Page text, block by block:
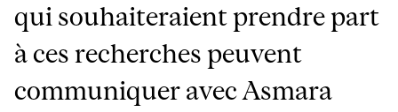
qui souhaiteraient prendre part
à ces recherches peuvent
communiquer avec Asmara